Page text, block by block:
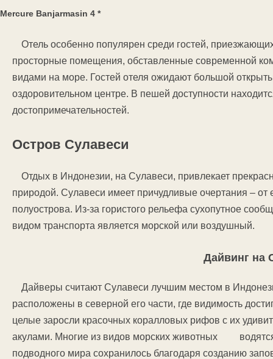
Mercure Banjarmasin 4 *
Отель особенно популярен среди гостей,
просторные помещения, обставленные современной
видами на море. Гостей отеля ожидают большой
оздоровительном центре. В пешей доступности
достопримечательностей.
Остров Сулавеси
Отдых в Индонезии, на Сулавеси, привлекает
природой. Сулавеси имеет причудливые очертания – от
полуострова. Из-за гористого рельефа сухопутное
видом транспорта является морской или воздушный.
Дайвинг на
Дайверы считают Сулавеси лучшим местом в
расположены в северной его части, где видимость
целые заросли красочных коралловых рифов с их
акулами. Многие из видов морских животных водятся
подводного мира сохранилось благодаря созданию